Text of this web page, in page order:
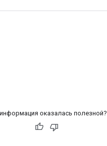
оказалась полезной?